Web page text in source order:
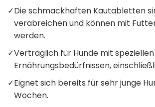
✓Die schmackhaften Kautabletten
verabreichen und können mit
werden.
✓Verträglich für Hunde mit speziellen
Ernährungsbedürfnissen,
✓Eignet sich bereits für sehr junge
Wochen.